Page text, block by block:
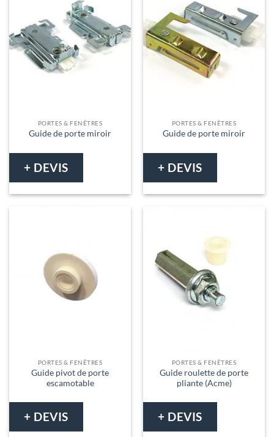
PORTES & FENÊTRES
Guide de porte miroir
+ DEVIS
PORTES & FENÊTRES
Guide de porte miroir
+ DEVIS
PORTES & FENÊTRES
Guide pivot de porte
escamotable
+ DEVIS
PORTES & FENÊTRES
Guide roulette de porte
pliante (Acme)
+ DEVIS